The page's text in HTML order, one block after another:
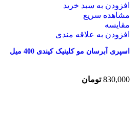
افزودن به سبد خرید
مشاهده سریع
مقایسه
افزودن به علاقه مندی
اسپری آبرسان مو کلینیک کیندی 400 میل
830,000 تومان